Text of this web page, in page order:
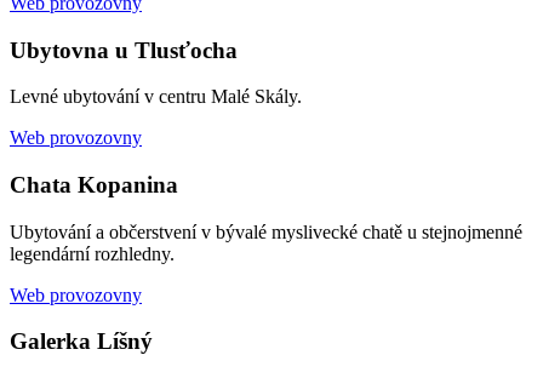
Ubytovna u Tlusťocha
Levné ubytování v centru Malé Skály.
Web provozovny
Chata Kopanina
Ubytování a občerstvení v bývalé myslivecké chatě u stejnojmenné
legendární rozhledny.
Web provozovny
Galerka Líšný